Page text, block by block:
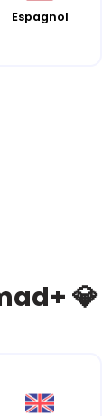
Espagnol
💎